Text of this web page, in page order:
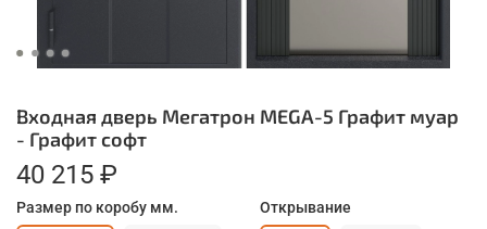
Входная дверь Мегатрон MEGA-5 Графит муар
- Графит софт
40 215 ₽
Размер по коробу мм. Открывание